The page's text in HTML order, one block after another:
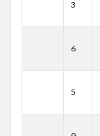
3
6
5